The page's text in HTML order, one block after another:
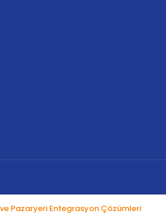
Pazaryeri Entegrasyon Çözümleri